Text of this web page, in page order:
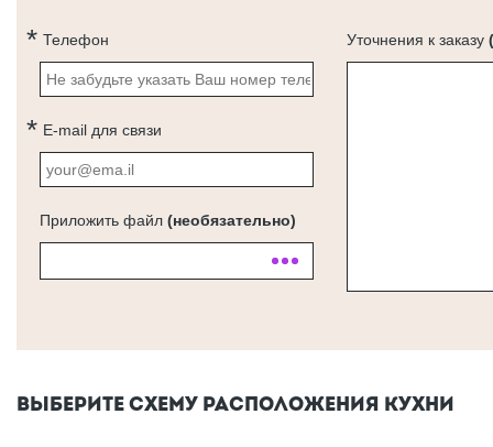
Телефон
E-mail для связи
Приложить файл (необязательно)
Уточнения к заказу
ВЫБЕРИТЕ СХЕМУ РАСПОЛОЖЕНИЯ КУХНИ